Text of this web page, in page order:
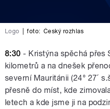
Logo foto: Český rozhlas
8:30 - Kristýna spěchá přes
kilometrů a na dnešek
severní Mauritánii (24° 27´
přesně do míst, kde
letech a kde jsme ji na